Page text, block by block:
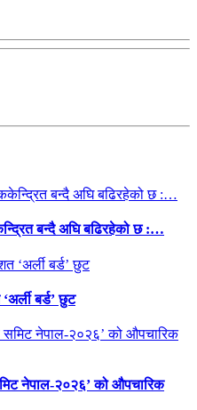
बन्दै अघि बढिरहेको छ :…
बर्ड’ छुट
नेपाल-२०२६’ को औपचारिक